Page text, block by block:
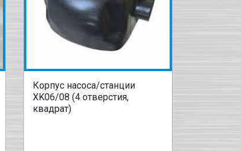
Корпус насоса/станции
XK06/08 (4 отверстия,
квадрат)